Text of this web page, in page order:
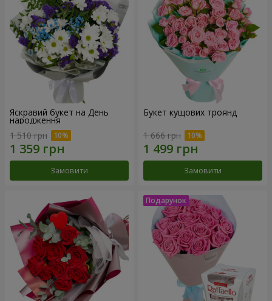
Яскравий букет на День
народження
1 510 грн
Замовити
Букет кущових троянд
1 666 грн
Замовити